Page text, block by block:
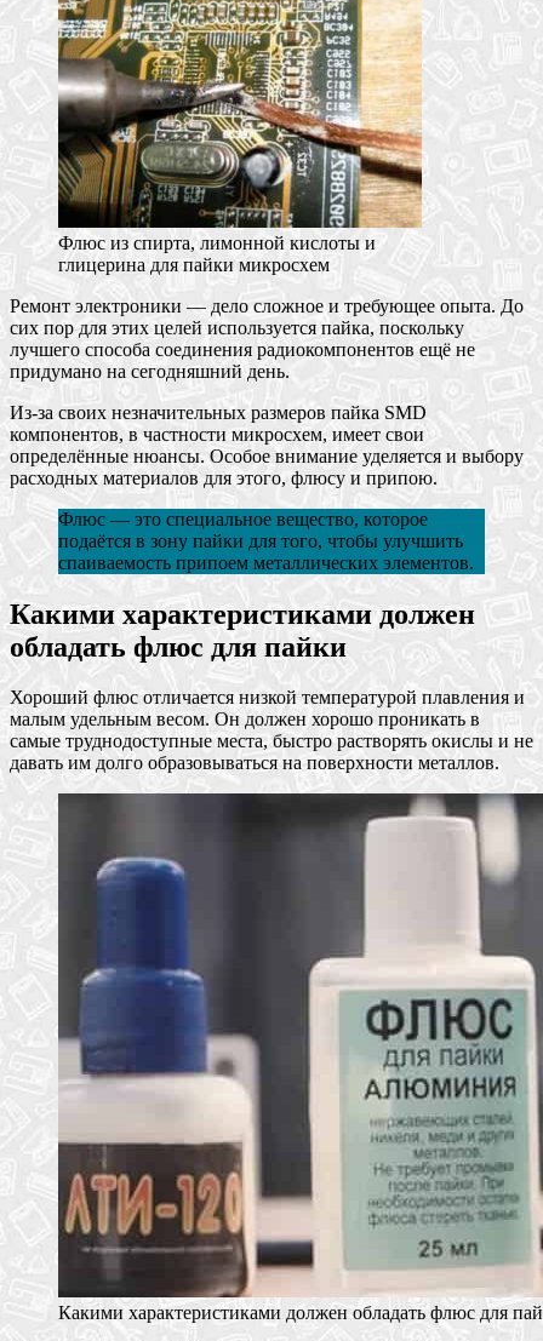
Флюс из спирта, лимонной кислоты и
глицерина для пайки микросхем
Ремонт электроники — дело сложное и требующее опыта. До
сих пор для этих целей используется пайка, поскольку
лучшего способа соединения радиокомпонентов ещё не
придумано на сегодняшний день.
Из-за своих незначительных размеров пайка SMD
компонентов, в частности микросхем, имеет свои
определённые нюансы. Особое внимание уделяется и выбору
расходных материалов для этого, флюсу и припою.
Флюс — это специальное вещество, которое
подаётся в зону пайки для того, чтобы улучшить
спаиваемость припоем металлических элементов.
Какими характеристиками должен
обладать флюс для пайки
Хороший флюс отличается низкой температурой плавления и
малым удельным весом. Он должен хорошо проникать в
самые труднодоступные места, быстро растворять окислы и не
давать им долго образовываться на поверхности металлов.
Какими характеристиками должен обладать флюс для